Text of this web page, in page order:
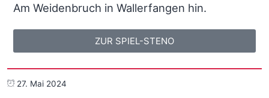
Am Weidenbruch in Wallerfangen hin.
ZUR SPIEL-STENO
27. Mai 2024